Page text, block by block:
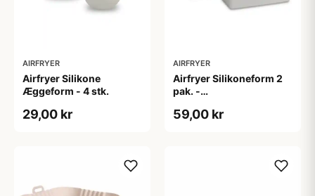
AIRFRYER
Airfryer Silikone
Æggeform - 4 stk.
29,00 kr
AIRFRYER
Airfryer Silikoneform 2
pak. -
59,00 kr